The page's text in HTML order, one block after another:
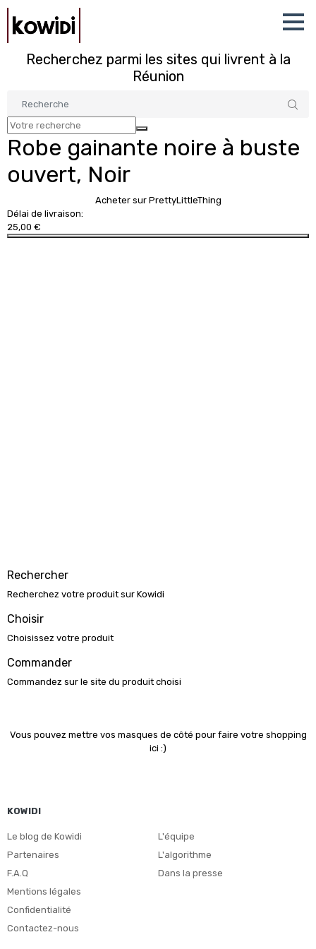
Recherchez parmi les sites qui livrent à la
Réunion
Robe gainante noire à buste
ouvert, Noir
Acheter sur PrettyLittleThing
Délai de livraison:
25,00 €
Rechercher
Recherchez votre produit sur Kowidi
Choisir
Choisissez votre produit
Commander
Commandez sur le site du produit choisi
Vous pouvez mettre vos masques de côté pour faire votre shopping
ici :)
KOWIDI
Le blog de Kowidi
Partenaires
F.A.Q
Mentions légales
Confidentialité
Contactez-nous
L'équipe
L'algorithme
Dans la presse